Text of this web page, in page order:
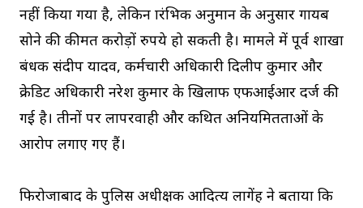
नहीं किया गया है, लेकिन प्रारंभिक अनुमान के अनुसार गायब
सोने की कीमत करोड़ों रुपये हो सकती है। मामले में पूर्व शाखा
प्रबंधक संदीप यादव, कर्मचारी अधिकारी दिलीप कुमार और
क्रेडिट अधिकारी नरेश कुमार के खिलाफ एफआईआर दर्ज की
गई है। तीनों पर लापरवाही और कथित अनियमितताओं के
आरोप लगाए गए हैं।
फिरोजाबाद के पुलिस अधीक्षक आदित्य लागेंह ने बताया कि